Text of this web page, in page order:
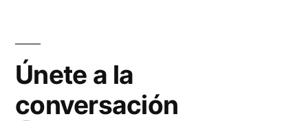
Únete a la
conversación